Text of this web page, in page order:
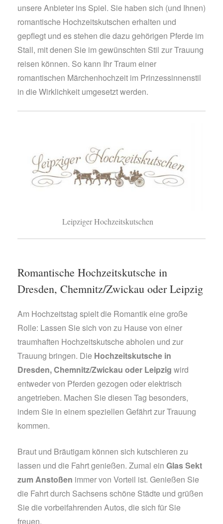
unsere Anbieter ins Spiel. Sie haben sich (und Ihnen)
romantische Hochzeitskutschen erhalten und
gepflegt und es stehen die dazu gehörigen Pferde im
Stall, mit denen Sie im gewünschten Stil zur Trauung
reisen können. So kann Ihr Traum einer
romantischen Märchenhochzeit im Prinzessinnenstil
in die Wirklichkeit umgesetzt werden.
Leipziger Hochzeitskutschen
Romantische Hochzeitskutsche in
Dresden, Chemnitz/Zwickau oder Leipzig
Am Hochzeitstag spielt die Romantik eine große
Rolle: Lassen Sie sich von zu Hause von einer
traumhaften Hochzeitskutsche abholen und zur
Trauung bringen. Die Hochzeitskutsche in
Dresden, Chemnitz/Zwickau oder Leipzig wird
entweder von Pferden gezogen oder elektrisch
angetrieben. Machen Sie diesen Tag besonders,
indem Sie in einem speziellen Gefährt zur Trauung
kommen.
Braut und Bräutigam können sich kutschieren zu
lassen und die Fahrt genießen. Zumal ein Glas Sekt
zum Anstoßen immer von Vorteil ist. Genießen Sie
die Fahrt durch Sachsens schöne Städte und grüßen
Sie die vorbeifahrenden Autos, die sich für Sie
freuen.